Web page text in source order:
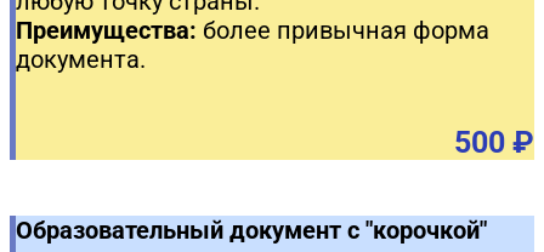
Преимущества: более привычная форма
документа.
500 ₽
Образовательный документ с "корочкой"